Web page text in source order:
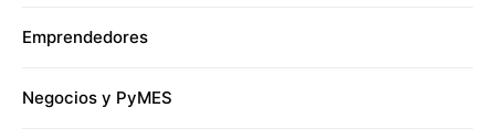
Emprendedores
Negocios y PyMES